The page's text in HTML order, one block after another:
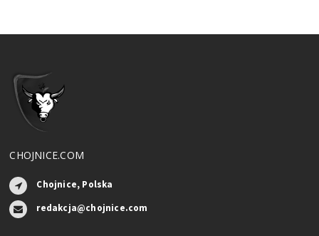
CHOJNICE.COM
Chojnice, Polska
redakcja@chojnice.com